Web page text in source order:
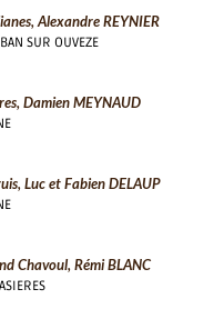
Alexandre REYNIER
SUR OUVEZE
Damien MEYNAUD
Luc et Fabien DELAUP
Chavoul, Rémi BLANC